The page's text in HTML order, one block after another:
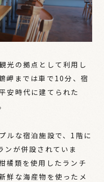
光の拠点として利用し
岬までは車で10分、宿
安時代に建てられた
ルな宿泊施設で、1階に
ンが併設されていま
橘類を使用したランチ
鮮な海産物を使ったメ